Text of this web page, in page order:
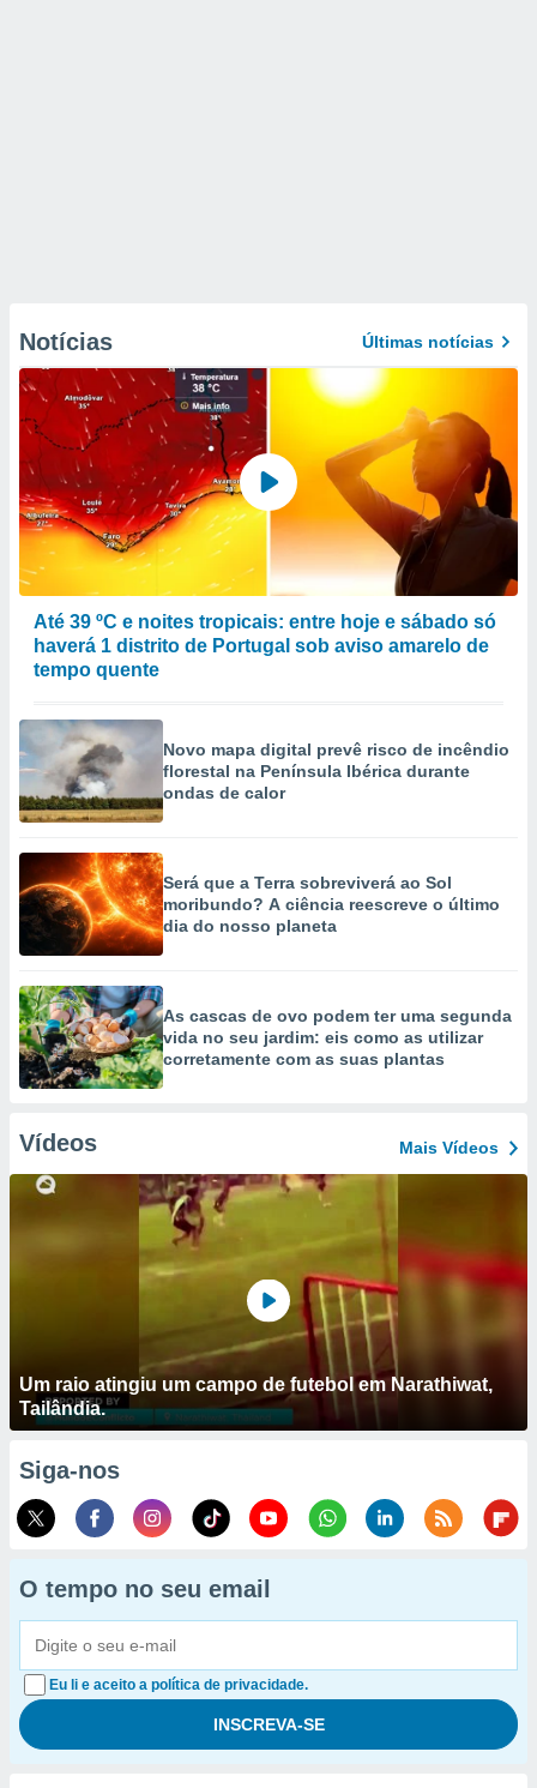
Notícias Últimas notícias
Até 39 ºC e noites tropicais: entre hoje e sábado só
haverá 1 distrito de Portugal sob aviso amarelo de
tempo quente
Novo mapa digital prevê risco de incêndio
florestal na Península Ibérica durante
ondas de calor
Será que a Terra sobreviverá ao Sol
moribundo? A ciência reescreve o último
dia do nosso planeta
As cascas de ovo podem ter uma segunda
vida no seu jardim: eis como as utilizar
corretamente com as suas plantas
Vídeos Mais Vídeos
Um raio atingiu um campo de futebol em Narathiwat,
Tailândia.
Siga-nos
O tempo no seu email
Eu li e aceito a política de privacidade.